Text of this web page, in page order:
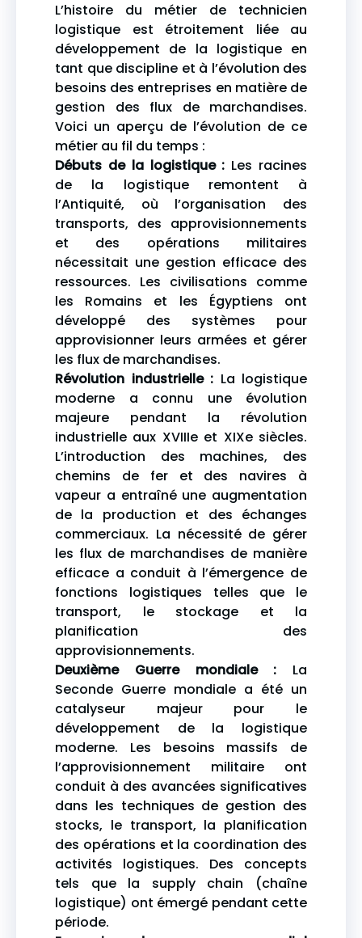
L’histoire du métier de technicien
logistique est étroitement liée au
développement de la logistique en
tant que discipline et à l’évolution des
besoins des entreprises en matière de
gestion des flux de marchandises.
Voici un aperçu de l’évolution de ce
métier au fil du temps :
Débuts de la logistique : Les racines
de la logistique remontent à
l’Antiquité, où l’organisation des
transports, des approvisionnements
et des opérations militaires
nécessitait une gestion efficace des
ressources. Les civilisations comme
les Romains et les Égyptiens ont
développé des systèmes pour
approvisionner leurs armées et gérer
les flux de marchandises.
Révolution industrielle : La logistique
moderne a connu une évolution
majeure pendant la révolution
industrielle aux XVIIIe et XIXe siècles.
L’introduction des machines, des
chemins de fer et des navires à
vapeur a entraîné une augmentation
de la production et des échanges
commerciaux. La nécessité de gérer
les flux de marchandises de manière
efficace a conduit à l’émergence de
fonctions logistiques telles que le
transport, le stockage et la
planification des
approvisionnements.
Deuxième Guerre mondiale : La
Seconde Guerre mondiale a été un
catalyseur majeur pour le
développement de la logistique
moderne. Les besoins massifs de
l’approvisionnement militaire ont
conduit à des avancées significatives
dans les techniques de gestion des
stocks, le transport, la planification
des opérations et la coordination des
activités logistiques. Des concepts
tels que la supply chain (chaîne
logistique) ont émergé pendant cette
période.